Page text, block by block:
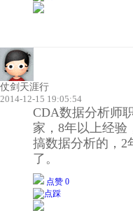
仗剑天涯行
2014-12-15 19:05:54
CDA数据分析师
家，8年以上经验
搞数据分析的，2
了。
点赞 0